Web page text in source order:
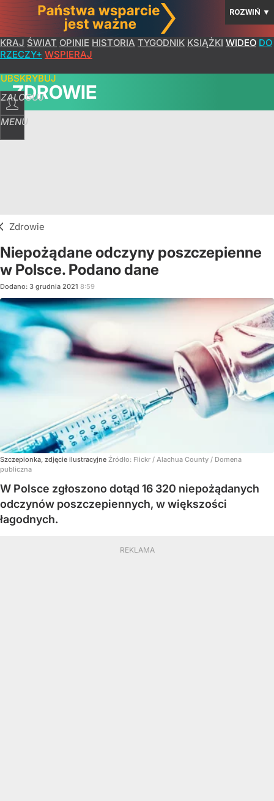
ROZWIŃ ▼
KRAJ ŚWIAT OPINIE HISTORIA TYGODNIK KSIĄŻKI WIDEO DO
RZECZY+ WSPIERAJ
ZALOGUJ
MENU
ZDROWIE
Zdrowie
Niepożądane odczyny poszczepienne
w Polsce. Podano dane
Dodano: 3 grudnia 2021 8:59
Szczepionka, zdjęcie ilustracyjne Źródło: Flickr / Alachua County / Domena
publiczna
W Polsce zgłoszono dotąd 16 320 niepożądanych
odczynów poszczepiennych, w większości
łagodnych.